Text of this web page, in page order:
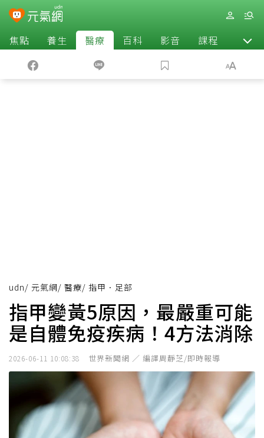
焦點 養生 醫療 百科 影音 課程 退休
udn/ 元氣網/ 醫療/ 指甲．足部
指甲變黃5原因，最嚴重可能
是自體免疫疾病！4方法消除
2026-06-11 10:08:38 世界新聞網 ／ 編譯周靜芝/即時報導